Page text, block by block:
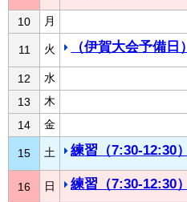
10 月
11 火 （伊賀大会予備日）
12
水
13
木
14
金
15 土 練習（7:30-12:30）
16 日 練習（7:30-12:30）